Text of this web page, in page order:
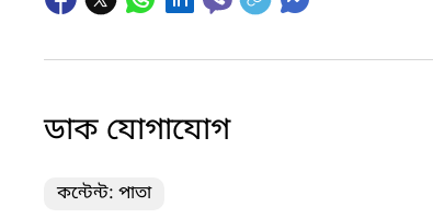
ডাক যোগাযোগ
কন্টেন্ট: পাতা